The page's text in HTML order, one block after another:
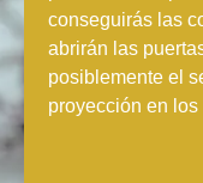
conseguirás las
abrirán las
posiblemente el
proyección en